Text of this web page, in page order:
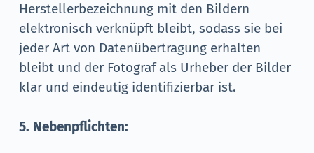
Herstellerbezeichnung mit den Bildern
elektronisch verknüpft bleibt, sodass sie bei
jeder Art von Datenübertragung erhalten
bleibt und der Fotograf als Urheber der Bilder
klar und eindeutig identifizierbar ist.
5. Nebenpflichten: